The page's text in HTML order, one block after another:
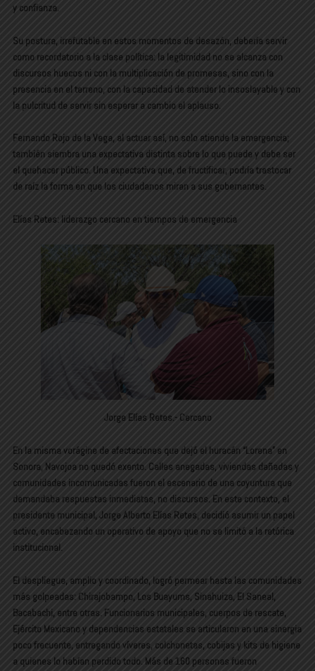
y confianza.
Su postura, irrefutable en estos momentos de desazón, debería servir
como recordatorio a la clase política: la legitimidad no se alcanza con
discursos huecos ni con la multiplicación de promesas, sino con la
presencia en el terreno, con la capacidad de atender lo insoslayable y con
la pulcritud de servir sin esperar a cambio el aplauso.
Fernando Rojo de la Vega, al actuar así, no solo atiende la emergencia;
también siembra una expectativa distinta sobre lo que puede y debe ser
el quehacer público. Una expectativa que, de fructificar, podría trastocar
de raíz la forma en que los ciudadanos miran a sus gobernantes.
Elías Retes: liderazgo cercano en tiempos de emergencia
Jorge Elías Retes.- Cercano
En la misma vorágine de afectaciones que dejó el huracán “Lorena” en
Sonora, Navojoa no quedó exento. Calles anegadas, viviendas dañadas y
comunidades incomunicadas fueron el escenario de una coyuntura que
demandaba respuestas inmediatas, no discursos. En este contexto, el
presidente municipal, Jorge Alberto Elías Retes, decidió asumir un papel
activo, encabezando un operativo de apoyo que no se limitó a la retórica
institucional.
El despliegue, amplio y coordinado, logró permear hasta las comunidades
más golpeadas: Chirajobampo, Los Buayums, Sinahuiza, El Saneal,
Bacabachi, entre otras. Funcionarios municipales, cuerpos de rescate,
Ejército Mexicano y dependencias estatales se articularon en una sinergia
poco frecuente, entregando víveres, colchonetas, cobijas y kits de higiene
a quienes lo habían perdido todo. Más de 160 personas fueron